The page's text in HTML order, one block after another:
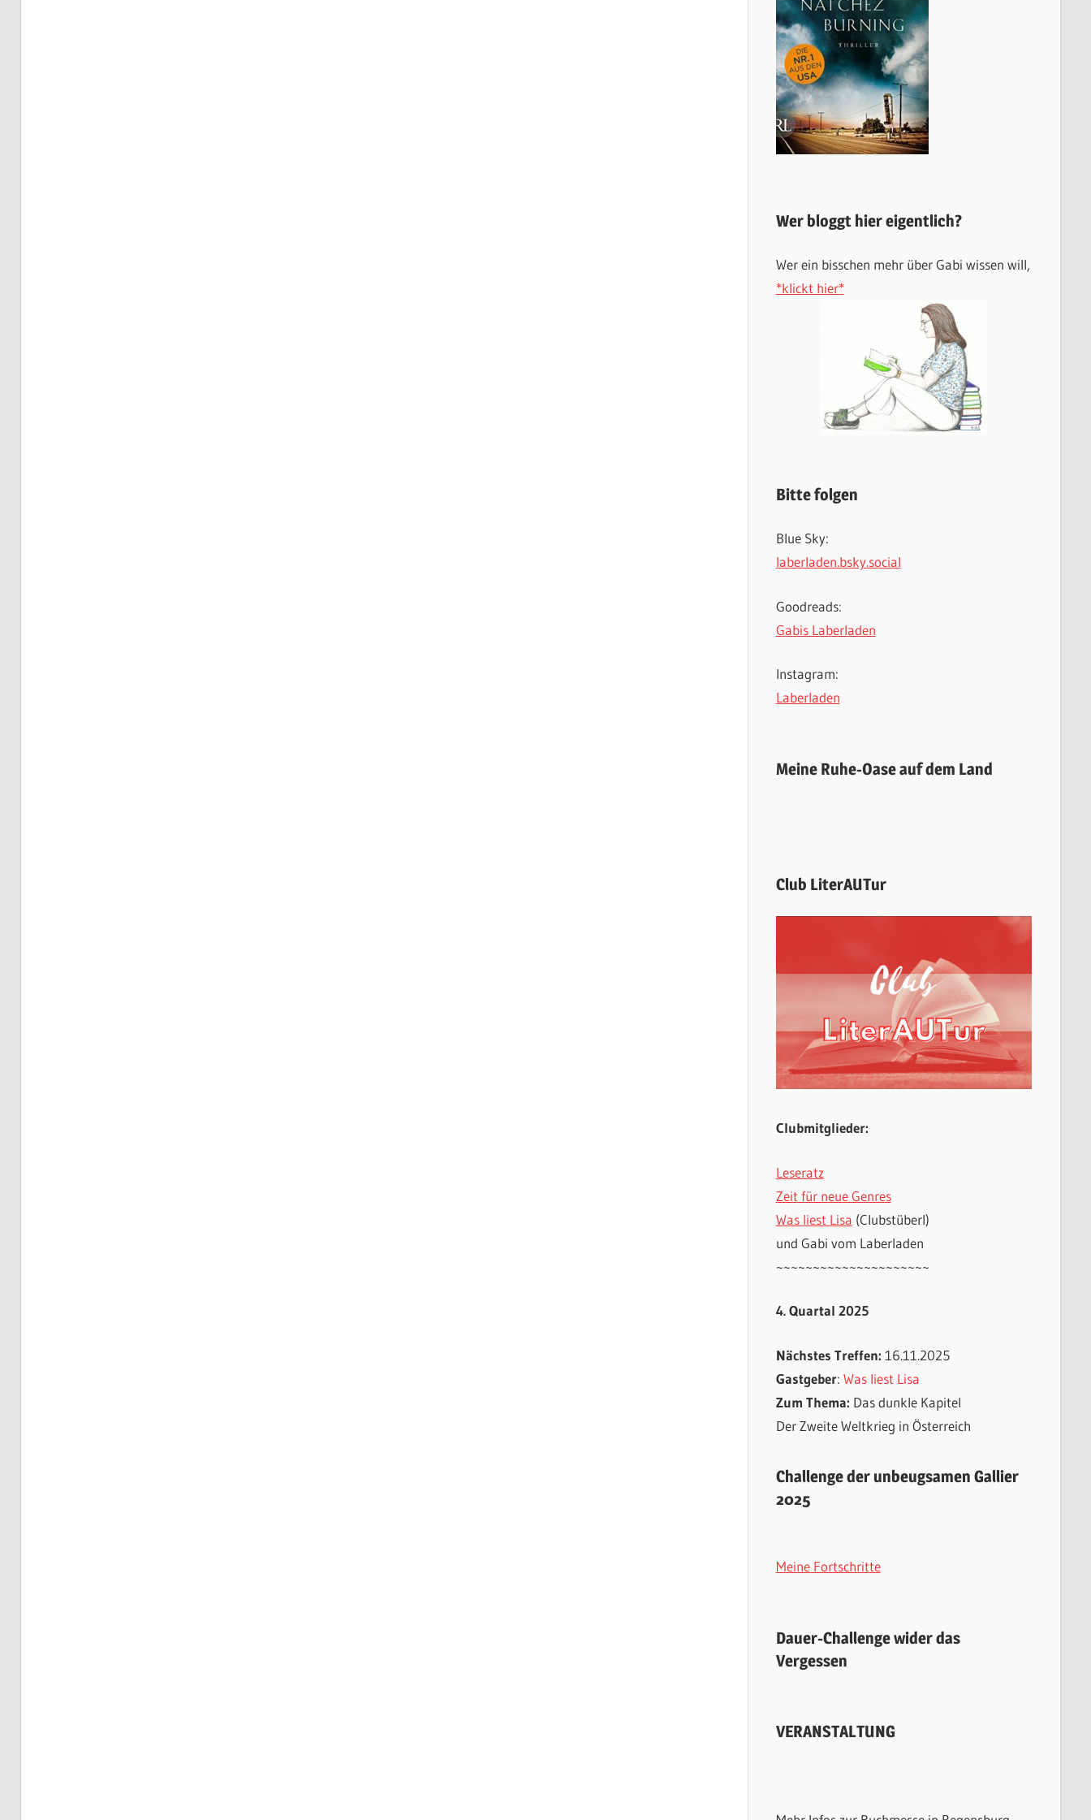
Wer bloggt hier eigentlich?
Wer ein bisschen mehr über Gabi wissen will,
*klickt hier*
Bitte folgen
Blue Sky:
laberladen.bsky.social
Goodreads:
Gabis Laberladen
Instagram:
Laberladen
Meine Ruhe-Oase auf dem Land
Club LiterAUTur
Clubmitglieder:
Leseratz
Zeit für neue Genres
Was liest Lisa (Clubstüberl)
und Gabi vom Laberladen
~~~~~~~~~~~~~~~~~~~~~
4. Quartal 2025
Nächstes Treffen: 16.11.2025
Gastgeber: Was liest Lisa
Zum Thema: Das dunkle Kapitel
Der Zweite Weltkrieg in Österreich
Challenge der unbeugsamen Gallier
2025
Meine Fortschritte
Dauer-Challenge wider das
Vergessen
VERANSTALTUNG